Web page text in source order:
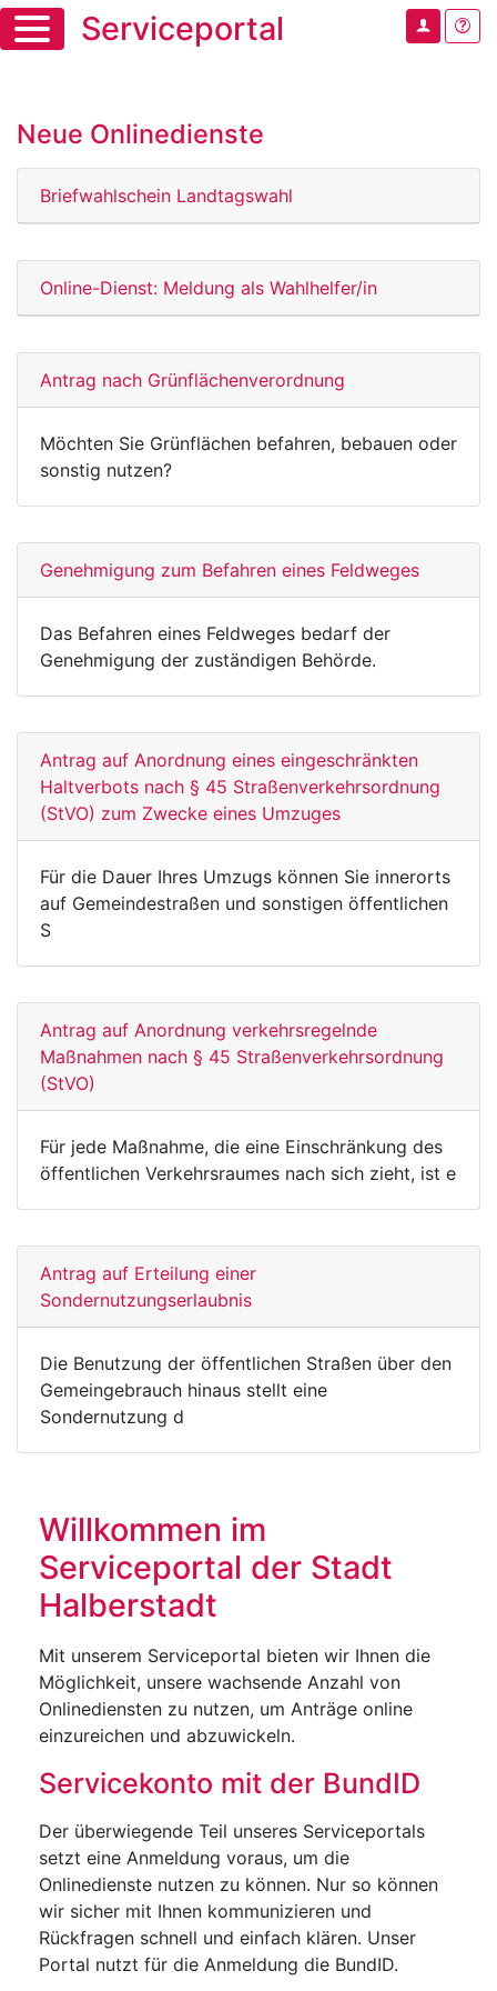
Serviceportal
Willkommen im
Serviceportal der Stadt
Halberstadt
Mit unserem Serviceportal bieten wir Ihnen die
Möglichkeit, unsere wachsende Anzahl von
Onlinediensten zu nutzen, um Anträge online
einzureichen und abzuwickeln.
Servicekonto mit der BundID
Der überwiegende Teil unseres Serviceportals
setzt eine Anmeldung voraus, um die
Onlinedienste nutzen zu können. Nur so können
wir sicher mit Ihnen kommunizieren und
Rückfragen schnell und einfach klären. Unser
Portal nutzt für die Anmeldung die BundID.
Neue Onlinedienste
Briefwahlschein Landtagswahl
Online-Dienst: Meldung als Wahlhelfer/in
Antrag nach Grünflächenverordnung
Möchten Sie Grünflächen befahren, bebauen oder
sonstig nutzen?
Genehmigung zum Befahren eines Feldweges
Das Befahren eines Feldweges bedarf der
Genehmigung der zuständigen Behörde.
Antrag auf Anordnung eines eingeschränkten
Haltverbots nach § 45 Straßenverkehrsordnung
(StVO) zum Zwecke eines Umzuges
Für die Dauer Ihres Umzugs können Sie innerorts
auf Gemeindestraßen und sonstigen öffentlichen
S
Antrag auf Anordnung verkehrsregelnde
Maßnahmen nach § 45 Straßenverkehrsordnung
(StVO)
Für jede Maßnahme, die eine Einschränkung des
öffentlichen Verkehrsraumes nach sich zieht, ist e
Antrag auf Erteilung einer
Sondernutzungserlaubnis
Die Benutzung der öffentlichen Straßen über den
Gemeingebrauch hinaus stellt eine
Sondernutzung d